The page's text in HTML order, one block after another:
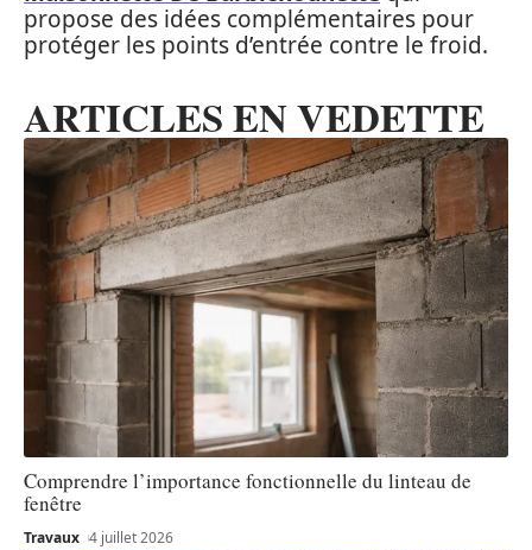
propose des idées complémentaires pour
protéger les points d’entrée contre le froid.
ARTICLES EN VEDETTE
Comprendre l’importance fonctionnelle du linteau de
fenêtre
Travaux 4 juillet 2026